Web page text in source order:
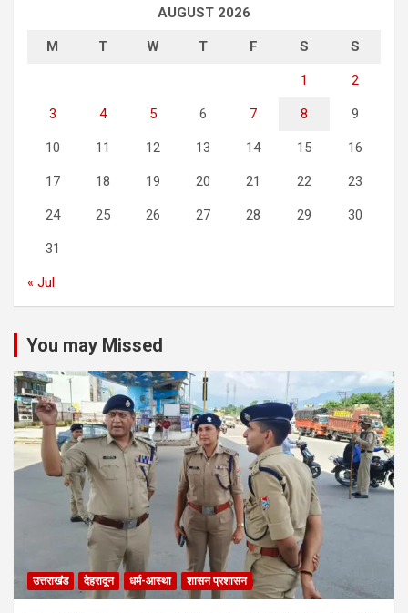
AUGUST 2026
M T W T F S S
1 2
3 4 5 6 7 8 9
10 11 12 13 14 15 16
17 18 19 20 21 22 23
24 25 26 27 28 29 30
31
« Jul
You may Missed
उत्तराखंड देहरादून धर्म-आस्था शासन प्रशासन